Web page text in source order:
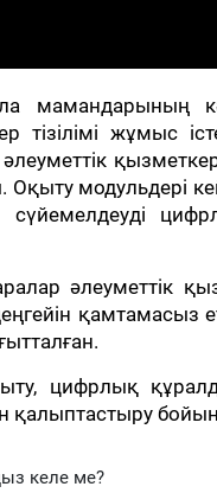
мамандарының
тізілімі жұмыс
Оқыту модульдері
әлеуметтік
қамтамасыз
цифрлық
қалыптастыру
келе ме?